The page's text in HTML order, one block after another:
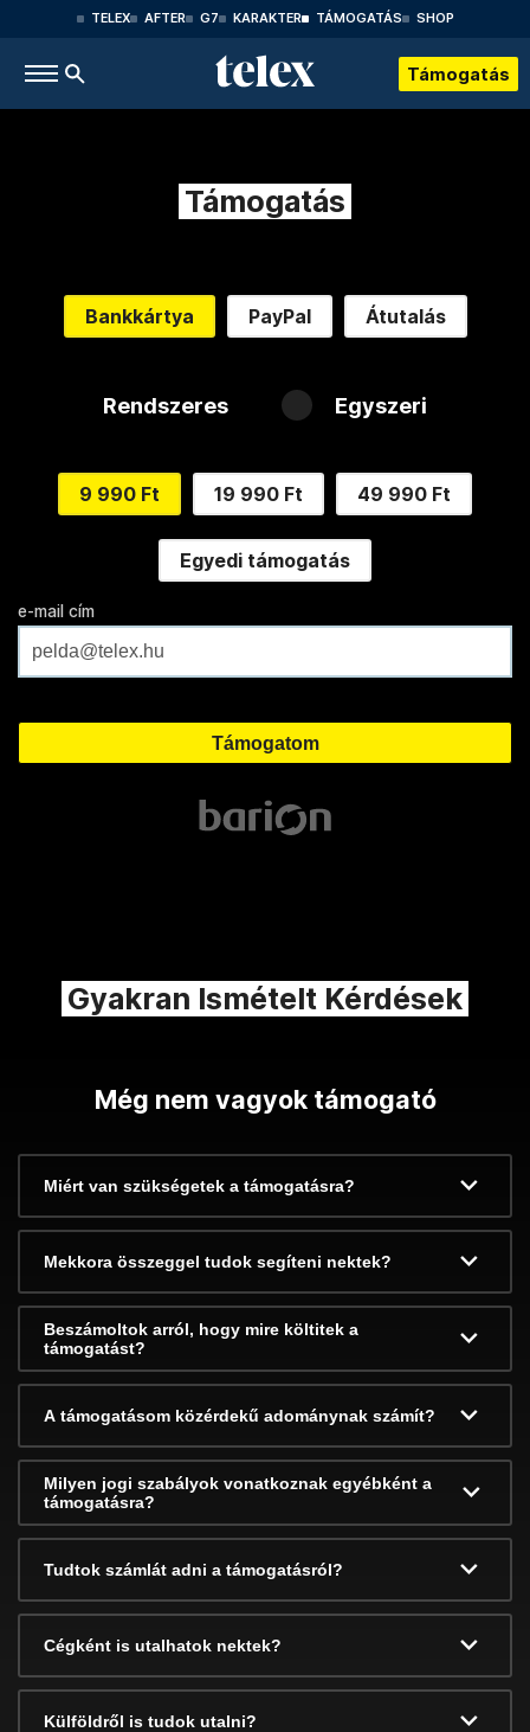
TELEX AFTER G7 KARAKTER TÁMOGATÁS SHOP
Támogatás
Támogatás
Bankkártya PayPal Átutalás
Rendszeres Egyszeri
9 990 Ft 19 990 Ft 49 990 Ft
Egyedi támogatás
e-mail cím
Gyakran Ismételt Kérdések
Még nem vagyok támogató
Miért van szükségetek a támogatásra?
Mekkora összeggel tudok segíteni nektek?
Beszámoltok arról, hogy mire költitek a
támogatást?
A támogatásom közérdekű adománynak számít?
Milyen jogi szabályok vonatkoznak egyébként a
támogatásra?
Tudtok számlát adni a támogatásról?
Cégként is utalhatok nektek?
Külföldről is tudok utalni?